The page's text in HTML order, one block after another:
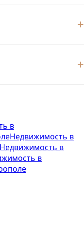
в
Недвижимость в
Недвижимость в
в